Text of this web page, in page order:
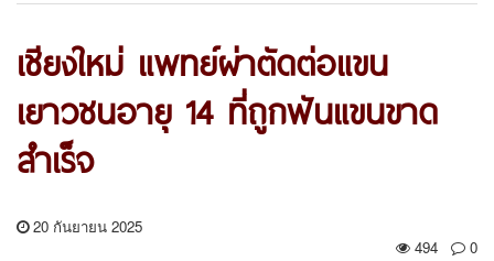
เชียงใหม่ แพทย์ผ่าตัดต่อแขน
เยาวชนอายุ 14 ที่ถูกฟันแขนขาด
สำเร็จ
20 กันยายน 2025
494
0